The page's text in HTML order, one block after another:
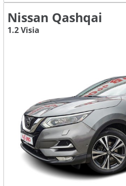
Nissan Qashqai
1.2 Visia